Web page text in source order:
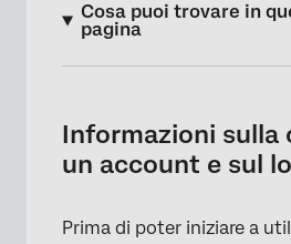
Cosa puoi trovare in
pagina
Creazione di un account
Accesso al tuo account
Informazioni sulla
un account e sul
Prima di poter iniziare a